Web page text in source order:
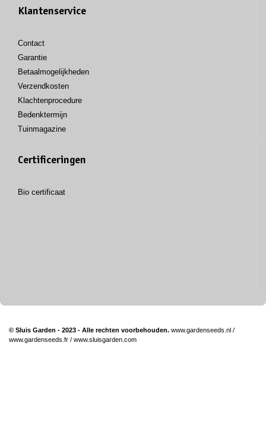
Klantenservice
Contact
Garantie
Betaalmogelijkheden
Verzendkosten
Klachtenprocedure
Bedenktermijn
Tuinmagazine
Certificeringen
Bio certificaat
© Sluis Garden - 2023 - Alle rechten voorbehouden. www.gardenseeds.nl /
www.gardenseeds.fr / www.sluisgarden.com